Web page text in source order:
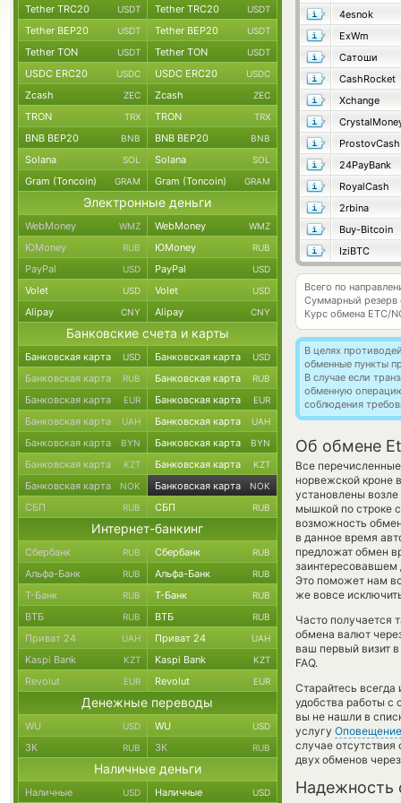
4esnok
ExWm
Сатоши
CashRocket
Xchange
ProstovCash
24PayBank
RoyalCash
2rbina
Buy-Bitcoin
IziBTC
Всего по
Суммарный резерв
Курс обмена ETC/
В целях
обменные пункты
В случае если
обменную
соблюдения
Об обмене
Все
норвежской кроне
установлены возле
мышкой по строке
возможность
в данное время
предложат обмен
заинтересовавшем
Это поможет нам
же вовсе
Часто получается
обмена валют
ваш первый визит
FAQ.
Старайтесь всегда
удобства работы с
вы не нашли в
услугу Оповещение
случае
двух обменов
Надежность
Tether TRC20 USDT Tether TRC20 USDT
Tether BEP20 USDT Tether BEP20 USDT
Tether TON USDT Tether TON USDT
USDC ERC20 USDC USDC ERC20 USDC
Zcash ZEC Zcash ZEC
TRON TRX TRON TRX
BNB BEP20 BNB BNB BEP20 BNB
Solana SOL Solana SOL
Gram (Toncoin) GRAM Gram (Toncoin) GRAM
Электронные деньги
WebMoney WMZ WebMoney WMZ
ЮMoney RUB ЮMoney RUB
PayPal USD PayPal USD
Volet USD Volet USD
Alipay CNY Alipay CNY
Банковские счета и карты
Банковская карта USD Банковская карта USD
Банковская карта RUB Банковская карта RUB
Банковская карта EUR Банковская карта EUR
Банковская карта UAH Банковская карта UAH
Банковская карта BYN Банковская карта BYN
Банковская карта KZT Банковская карта KZT
Банковская карта NOK Банковская карта NOK
СБП RUB СБП RUB
Интернет-банкинг
Сбербанк RUB Сбербанк RUB
Альфа-Банк RUB Альфа-Банк RUB
Т-Банк RUB Т-Банк RUB
ВТБ RUB ВТБ RUB
Приват 24 UAH Приват 24 UAH
Kaspi Bank KZT Kaspi Bank KZT
Revolut EUR Revolut EUR
Денежные переводы
WU USD WU USD
ЗК RUB ЗК RUB
Наличные деньги
Наличные USD Наличные USD